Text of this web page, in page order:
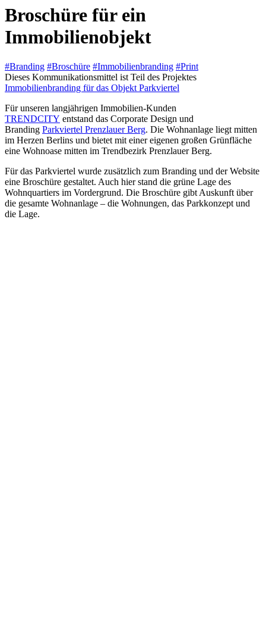
Broschüre für ein
Immobilienobjekt
#Branding #Broschüre #Immobilienbranding #Print
Dieses Kommunikationsmittel ist Teil des Projektes
Immobilienbranding für das Objekt Parkviertel
Für unseren langjährigen Immobilien-Kunden
TRENDCITY entstand das Corporate Design und
Branding Parkviertel Prenzlauer Berg. Die Wohn­anlage liegt mitten
im Herzen Berlins und bietet mit einer eigenen großen Grünfläche
eine Wohnoase mitten im Trendbezirk Prenzlauer Berg.
Für das Parkviertel wurde zusätzlich zum Branding und der Website
eine Broschüre gestaltet. Auch hier stand die grüne Lage des
Wohnquartiers im Vordergrund. Die Broschüre gibt Auskunft über
die gesamte Wohnanlage – die Wohnungen, das Parkkonzept und
die Lage.